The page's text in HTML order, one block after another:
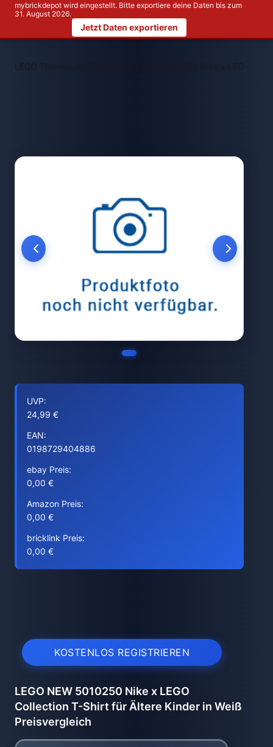
mybrickdepot wird eingestellt. Bitte exportiere deine Daten bis zum
31. August 2026.
Jetzt Daten exportieren
LEGO Themen > LEGO 5010250 Nike x LEGO
UVP:
24,99 €
EAN:
0198729404886
ebay Preis:
0,00 €
Amazon Preis:
0,00 €
bricklink Preis:
0,00 €
KOSTENLOS REGISTRIEREN
LEGO NEW 5010250 Nike x LEGO
Collection T-Shirt für Ältere Kinder in Weiß
Preisvergleich